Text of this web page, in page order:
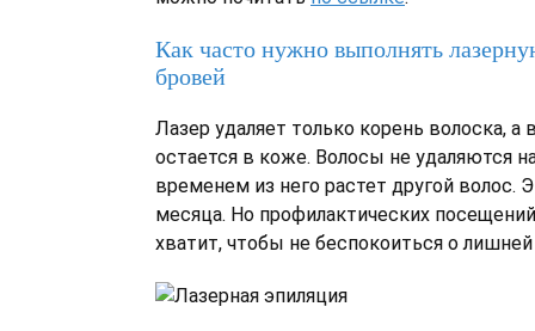
Как часто нужно выполнять
бровей
Лазер удаляет только корень волоска,
остается в коже. Волосы не удаляются
временем из него растет другой волос.
месяца. Но профилактических
хватит, чтобы не беспокоиться о